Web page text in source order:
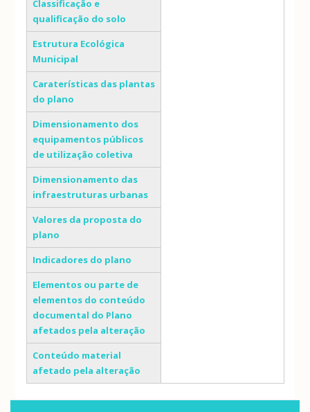
Classificação e
qualificação do solo
Estrutura Ecológica
Municipal
Caraterísticas das plantas
do plano
Dimensionamento dos
equipamentos públicos
de utilização coletiva
Dimensionamento das
infraestruturas urbanas
Valores da proposta do
plano
Indicadores do plano
Elementos ou parte de
elementos do conteúdo
documental do Plano
afetados pela alteração
Conteúdo material
afetado pela alteração